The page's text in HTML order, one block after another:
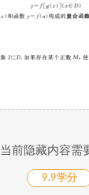
当前隐藏内容需
9.9学分